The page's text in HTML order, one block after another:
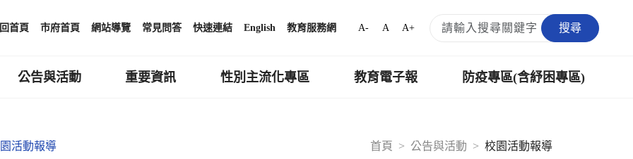
回首頁 市府首頁 網站導覽 常見問答 快速連結 English 教育服務網 A- A A+ 搜尋
公告與活動 重要資訊 性別主流化專區 教育電子報 防疫專區(含紓困專區)
首頁 公告與活動 校園活動報導
活動報導